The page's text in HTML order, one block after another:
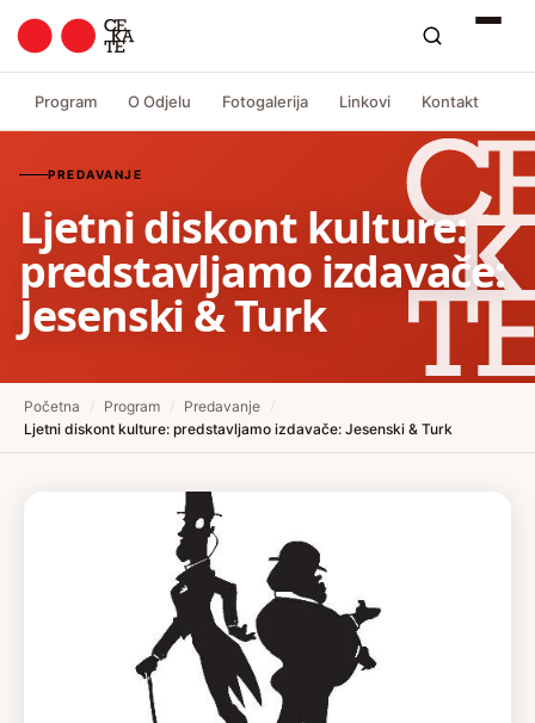
Program O Odjelu Fotogalerija Linkovi Kontakt
PREDAVANJE
Ljetni diskont kulture:
predstavljamo izdavače:
Jesenski & Turk
Početna Program Predavanje
Ljetni diskont kulture: predstavljamo izdavače: Jesenski & Turk